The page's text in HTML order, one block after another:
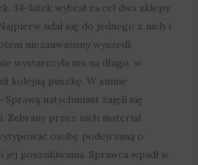
34-latek wybrał za cel dwa sklepy
udał się do jednego z nich i
niezauważony wyszedł.
wystarczyła mu na długo, w
kolejną puszkę. W sumie
–Sprawą natychmiast zajęli się
Zebrany przez nich materiał
osobę podejrzaną o
poszukiwania. Sprawca wpadł w